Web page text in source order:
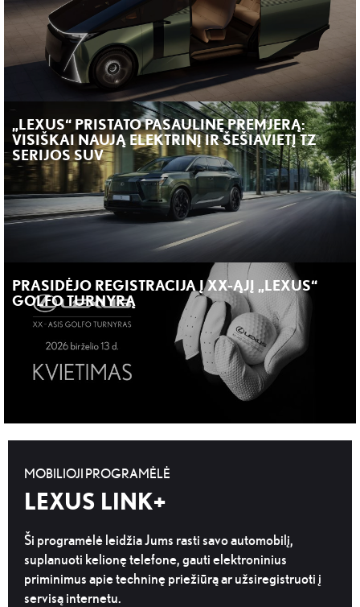
„LEXUS“ PRISTATO PASAULINĘ PREMJERĄ:
VISIŠKAI NAUJĄ ELEKTRINĮ IR ŠEŠIAVIETĮ TZ
SERIJOS SUV
PRASIDĖJO REGISTRACIJA Į XX-ĄJĮ „LEXUS“
GOLFO TURNYRĄ
MOBILIOJI PROGRAMĖLĖ
LEXUS LINK+
Ši programėlė leidžia Jums rasti savo automobilį,
suplanuoti kelionę telefone, gauti elektroninius
priminimus apie techninę priežiūrą ar užsiregistruoti į
servisą internetu.